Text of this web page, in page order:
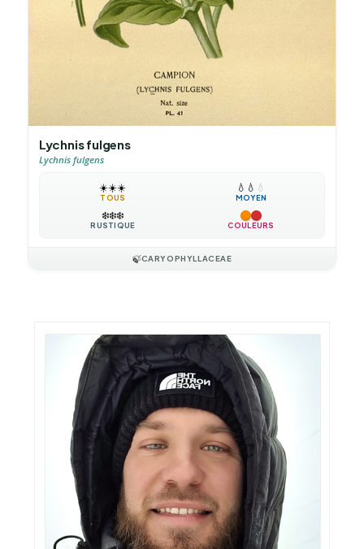
Lychnis fulgens
Lychnis fulgens
☀️☀️☀️
TOUS
💧 💧 💧
MOYEN
❄️❄️❄️
RUSTIQUE COULEURS
🍃CARYOPHYLLACEAE